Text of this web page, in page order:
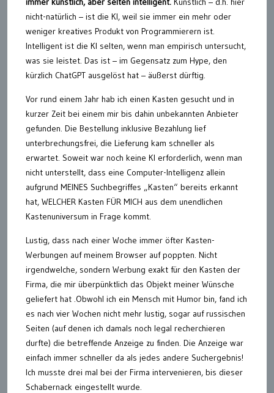
nicht-natürlich – ist die KI, weil sie immer ein mehr oder
weniger kreatives Produkt von Programmierern ist.
Intelligent ist die KI selten, wenn man empirisch untersucht,
was sie leistet. Das ist – im Gegensatz zum Hype, den
kürzlich ChatGPT ausgelöst hat – äußerst dürftig.
Vor rund einem Jahr hab ich einen Kasten gesucht und in
kurzer Zeit bei einem mir bis dahin unbekannten Anbieter
gefunden. Die Bestellung inklusive Bezahlung lief
unterbrechungsfrei, die Lieferung kam schneller als
erwartet. Soweit war noch keine KI erforderlich, wenn man
nicht unterstellt, dass eine Computer-Intelligenz allein
aufgrund MEINES Suchbegriffes „Kasten“ bereits erkannt
hat, WELCHER Kasten FÜR MICH aus dem unendlichen
Kastenuniversum in Frage kommt.
Lustig, dass nach einer Woche immer öfter Kasten-
Werbungen auf meinem Browser auf poppten. Nicht
irgendwelche, sondern Werbung exakt für den Kasten der
Firma, die mir überpünktlich das Objekt meiner Wünsche
geliefert hat .Obwohl ich ein Mensch mit Humor bin, fand ich
es nach vier Wochen nicht mehr lustig, sogar auf russischen
Seiten (auf denen ich damals noch legal recherchieren
durfte) die betreffende Anzeige zu finden. Die Anzeige war
einfach immer schneller da als jedes andere Suchergebnis!
Ich musste drei mal bei der Firma intervenieren, bis dieser
Schabernack eingestellt wurde.